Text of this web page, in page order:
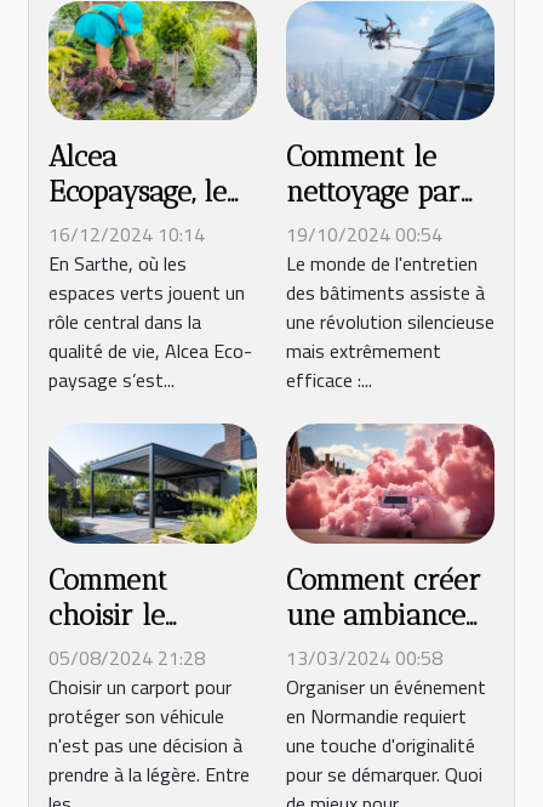
Alcea
Ecopaysage, le
paysagiste n°1
en Sarthe
16/12/2024 10:14
En Sarthe, où les
espaces verts jouent un
rôle central dans la
qualité de vie, Alcea Eco-
paysage s’est...
Comment le
nettoyage par
drone
révolutionne
l'entretien des
bâtiments
19/10/2024 00:54
Le monde de l'entretien
des bâtiments assiste à
une révolution silencieuse
mais extrêmement
efficace :...
Comment
choisir le
carport idéal
pour votre
véhicule
05/08/2024 21:28
Choisir un carport pour
protéger son véhicule
n'est pas une décision à
prendre à la légère. Entre
Comment créer
une ambiance
festive avec une
machine à
barbe à papa
pour votre
événement en
13/03/2024 00:58
Organiser un événement
en Normandie requiert
une touche d'originalité
pour se démarquer. Quoi